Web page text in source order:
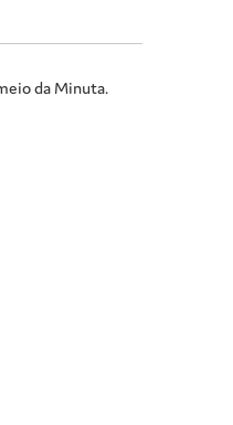
da Minuta.